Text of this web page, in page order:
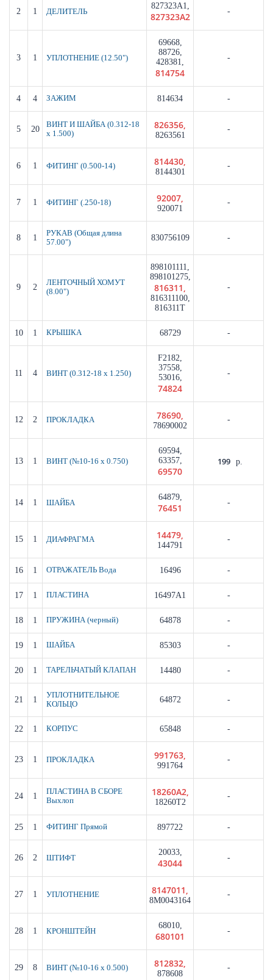
2 1 ДЕЛИТЕЛЬ
827323A1,
827323A2 -
3 1 УПЛОТНЕНИЕ (12.50")
69668,
88726,
428381,
814754
-
4 4 ЗАЖИМ 814634 -
5 20
ВИНТ И ШАЙБА (0.312-18
x 1.500)
826356,
8263561
-
6 1 ФИТИНГ (0.500-14) 814430,
8144301
-
7 1 ФИТИНГ (.250-18) 92007,
920071
-
8 1
РУКАВ (Общая длина
57.00")
830756109 -
9 2
ЛЕНТОЧНЫЙ ХОМУТ
(8.00")
898101111,
898101275,
816311,
816311100,
816311T
-
10 1 КРЫШКА 68729 -
11 4 ВИНТ (0.312-18 x 1.250)
F2182,
37558,
53016,
74824
-
12 2 ПРОКЛАДКА 78690,
78690002
-
13 1 ВИНТ (№10-16 x 0.750)
69594,
63357,
69570
199 р.
14 1 ШАЙБА
64879,
76451 -
15 1 ДИАФРАГМА 14479,
144791
-
16 1 ОТРАЖАТЕЛЬ Вода 16496 -
17 1 ПЛАСТИНА 16497A1 -
18 1 ПРУЖИНА (черный) 64878 -
19 1 ШАЙБА 85303 -
20 1 ТАРЕЛЬЧАТЫЙ КЛАПАН 14480 -
21 1
УПЛОТНИТЕЛЬНОЕ
КОЛЬЦО
64872 -
22 1 КОРПУС 65848 -
23 1 ПРОКЛАДКА 991763,
991764
-
24 1
ПЛАСТИНА В СБОРЕ
Выхлоп
18260A2,
18260T2
-
25 1 ФИТИНГ Прямой 897722 -
26 2 ШТИФТ
20033,
43044 -
27 1 УПЛОТНЕНИЕ 8147011,
8M0043164
-
28 1 КРОНШТЕЙН
68010,
680101 -
29 8 ВИНТ (№10-16 x 0.500) 812832,
878608
-